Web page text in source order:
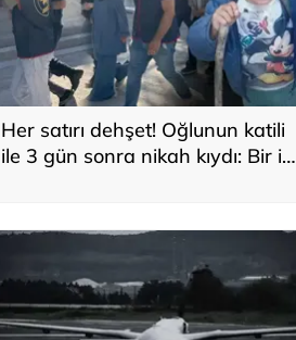
Her satırı dehşet! Oğlunun katili
ile 3 gün sonra nikah kıydı: Bir iki